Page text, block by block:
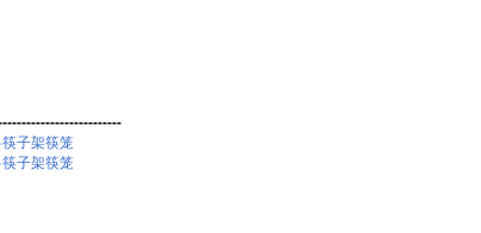
子架筷笼
子架筷笼